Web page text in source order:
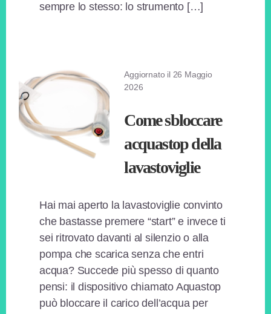
sempre lo stesso: lo strumento […]
Aggiornato il 26 Maggio
2026
Come sbloccare
acquastop della
lavastoviglie
Hai mai aperto la lavastoviglie convinto
che bastasse premere “start” e invece ti
sei ritrovato davanti al silenzio o alla
pompa che scarica senza che entri
acqua? Succede più spesso di quanto
pensi: il dispositivo chiamato Aquastop
può bloccare il carico dell’acqua per